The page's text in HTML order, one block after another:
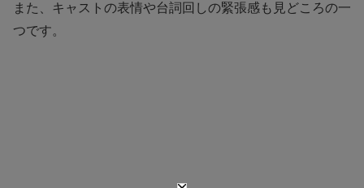
また、キャストの表情や台詞回しの緊張感も見どころの一
つです。